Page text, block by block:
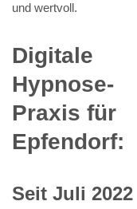
und wertvoll.
Digitale
Hypnose-
Praxis für
Epfendorf:
Seit Juli 2022